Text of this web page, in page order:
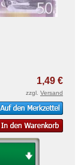
1,49 €
zzgl. Versand